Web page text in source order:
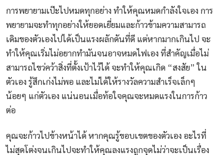
การพยายามเป๊ะไปหมดทุกอย่าง ทำให้คุณหมดกำลังใจเอง การ
พยายามจะทำทุกอย่างให้ยอดเยี่ยมและก้าวข้ามความสามารถ
เดิมของตัวเองไปได้เป็นแรงผลักดันที่ดี แต่หากมากเกินไป จะ
ทำให้คุณเริ่มไม่อยากทำมันจนอาจหมดไฟเอง ที่สำคัญเมื่อไม่
สามารถไขว่คว้าสิ่งที่ตั้งเป้าไว้ได้ จะทำให้คุณเกิด “สงสัย” ใน
ตัวเอง รู้สึกเก่งไม่พอ และไม่ได้ให้รางวัลความสำเร็จเล็กๆ
น้อยๆ แก่ตัวเอง แน่นอนเมื่อท้อใจคุณจะหมดแรงในการก้าว
ต่อ
คุณจะก้าวไปข้างหน้าได้ หากคุณรู้ขอบเขตของตัวเอง อะไรที่
ไม่สุดโต่งจนเกินไปจะทำให้คุณลงแรงถูกจุดไม่ว่าจะเป็นเรื่อง